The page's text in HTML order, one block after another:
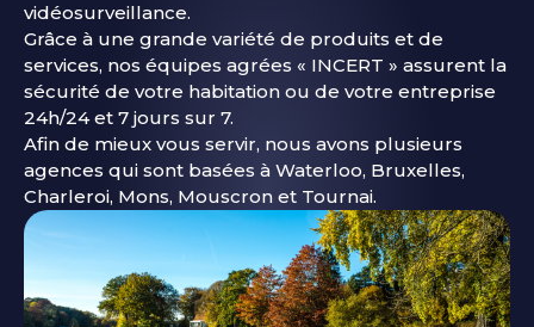
vidéosurveillance.
Grâce à une grande variété de produits et de
services, nos équipes agrées « INCERT » assurent la
sécurité de votre habitation ou de votre entreprise
24h/24 et 7 jours sur 7.
Afin de mieux vous servir, nous avons plusieurs
agences qui sont basées à Waterloo, Bruxelles,
Charleroi, Mons, Mouscron et Tournai.